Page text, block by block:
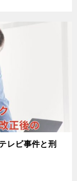
レビ事件と刑